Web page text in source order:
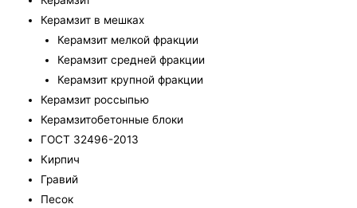
Керамзит в мешках
Керамзит мелкой фракции
Керамзит средней фракции
Керамзит крупной фракции
Керамзит россыпью
Керамзитобетонные блоки
ГОСТ 32496-2013
Кирпич
Гравий
Песок